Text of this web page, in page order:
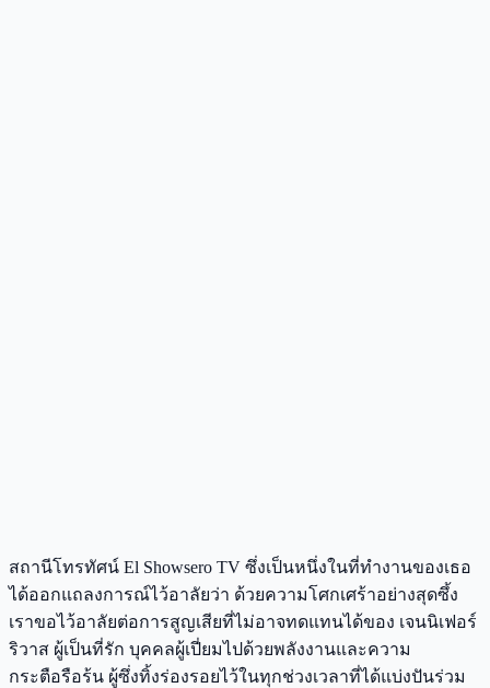
สถานีโทรทัศน์ El Showsero TV ซึ่งเป็นหนึ่งในที่ทำงานของเธอ
ได้ออกแถลงการณ์ไว้อาลัยว่า ด้วยความโศกเศร้าอย่างสุดซึ้ง
เราขอไว้อาลัยต่อการสูญเสียที่ไม่อาจทดแทนได้ของ เจนนิเฟอร์
ริวาส ผู้เป็นที่รัก บุคคลผู้เปี่ยมไปด้วยพลังงานและความ
กระตือรือร้น ผู้ซึ่งทิ้งร่องรอยไว้ในทุกช่วงเวลาที่ได้แบ่งปันร่วม